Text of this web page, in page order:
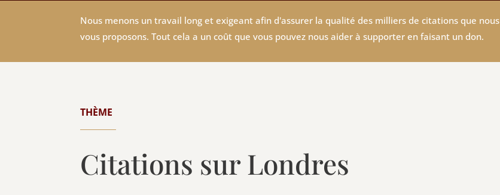
Nous menons un travail long et exigeant afin d'assurer la qualité des milliers de citations que nous
vous proposons. Tout cela a un coût que vous pouvez nous aider à supporter en faisant un don.
THÈME
Citations sur Londres